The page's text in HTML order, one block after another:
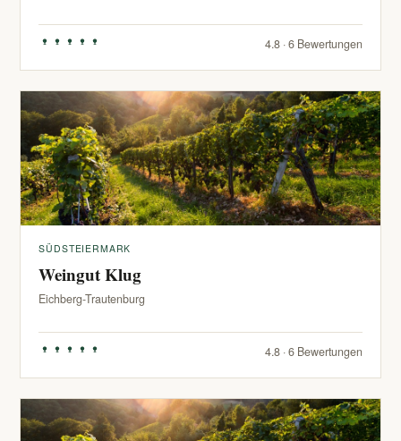
4.8 · 6 Bewertungen
SÜDSTEIERMARK
Weingut Klug
Eichberg-Trautenburg
4.8 · 6 Bewertungen